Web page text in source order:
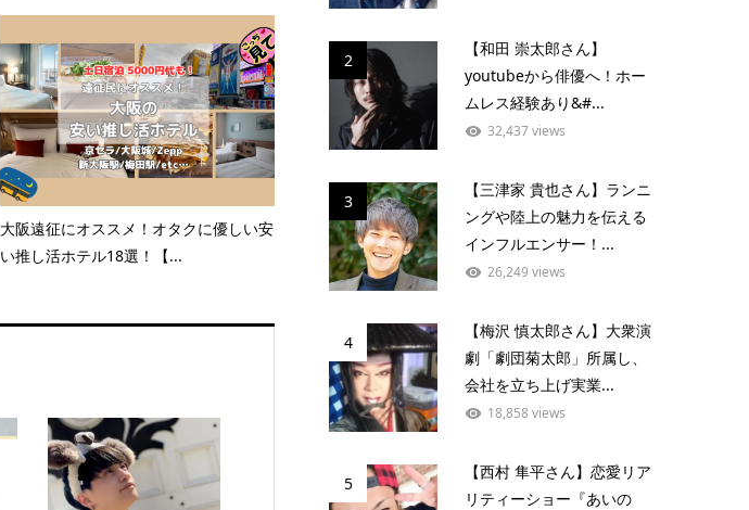
大阪遠征にオススメ！オタクに優しい安
い推し活ホテル18選！【...
2
【和田 崇太郎さん】
youtubeから俳優へ！ホー
ムレス経験あり&#...
32,437 views
3
【三津家 貴也さん】ランニ
ングや陸上の魅力を伝える
インフルエンサー！...
26,249 views
4
【梅沢 慎太郎さん】大衆演
劇「劇団菊太郎」所属し、
会社を立ち上げ実業...
18,858 views
5
【西村 隼平さん】恋愛リア
リティーショー『あいの